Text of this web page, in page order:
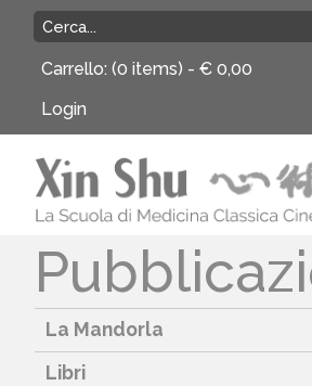
Carrello: (0 items) - € 0,00
Login
La Mandorla
Libri